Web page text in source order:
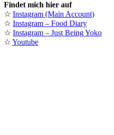
Findet mich hier auf
☆ Instagram (Main Account)
☆ Instagram – Food Diary
☆ Instagram – Just Being Yoko
☆ Youtube